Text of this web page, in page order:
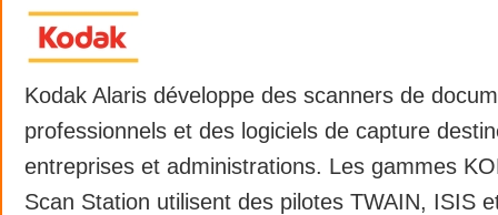
Kodak Alaris développe des scanners de
professionnels et des logiciels de capture
entreprises et administrations. Les gammes
Scan Station utilisent des pilotes TWAIN, ISIS